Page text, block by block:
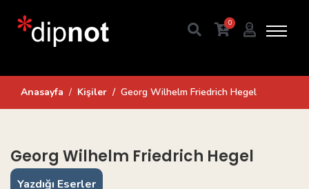
0
Anasayfa Kişiler Georg Wilhelm Friedrich Hegel
Georg Wilhelm Friedrich Hegel
Yazdığı Eserler